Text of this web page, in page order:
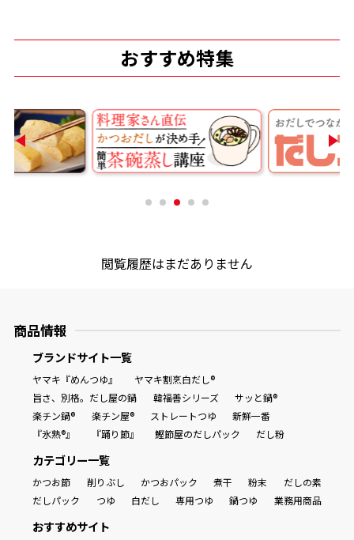
おすすめサイト
おすすめ特集
閲覧履歴はまだありません
商品情報
ブランドサイト一覧
ヤマキ『めんつゆ』
ヤマキ割烹白だし®
旨さ、別格。だし屋の鍋
韓福善シリーズ
サッと鍋®
楽チン鍋®
楽チン屋® ストレートつゆ
新鮮一番
『氷熟®』
『踊り節』 鰹節屋のだしパック だし粉
カテゴリー一覧
かつお節 削りぶし かつおパック 煮干 粉末
だしの素
だしパック
つゆ 白だし 専用つゆ 鍋つゆ 業務用商品
おすすめサイト